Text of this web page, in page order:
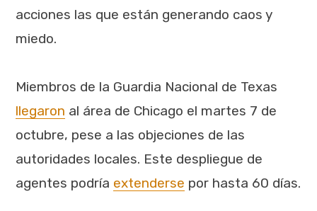
acciones las que están generando caos y
miedo.
Miembros de la Guardia Nacional de Texas
llegaron al área de Chicago el martes 7 de
octubre, pese a las objeciones de las
autoridades locales. Este despliegue de
agentes podría extenderse por hasta 60 días.